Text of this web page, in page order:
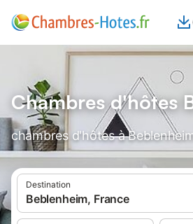
Chambres d'hôtes
chambres d'hôtes à
Destination
Beblenheim, France